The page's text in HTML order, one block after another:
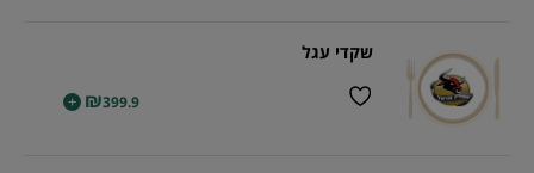
שקדי עגל
₪399.9
+